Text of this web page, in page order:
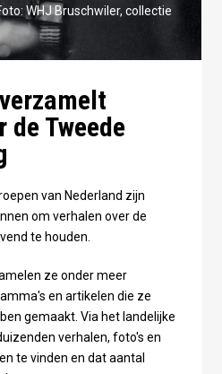
WHJ Bruschwiler, collectie
de Tweede
van Nederland zijn
om verhalen over de
te houden.
ze onder meer
en artikelen die ze
gemaakt. Via het landelijke
verhalen, foto's en
te vinden en dat aantal